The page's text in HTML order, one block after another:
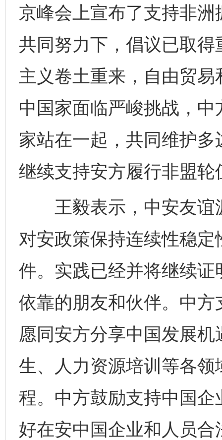
京峰会上宣布了支持非洲
共同努力下，倡议已取
主义卷土重来，自由贸
中国家面临严峻挑战，
家站在一起，共同维护
继续支持安方履行非盟轮
王毅表示，中安友谊
对安政策保持连续性稳
件。实践已经并将继续
依靠的朋友和伙伴。中
愿同安方分享中国发展
生、人力资源培训等各
程。中方鼓励支持中国
好在安中国企业和人员合